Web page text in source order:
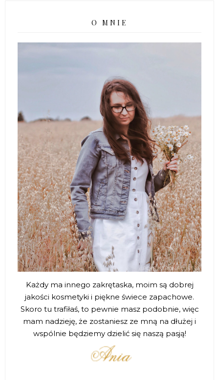
O MNIE
Każdy ma innego zakrętaska, moim są dobrej
jakości kosmetyki i piękne świece zapachowe.
Skoro tu trafiłaś, to pewnie masz podobnie, więc
mam nadzieję, że zostaniesz ze mną na dłużej i
wspólnie będziemy dzielić się naszą pasją!